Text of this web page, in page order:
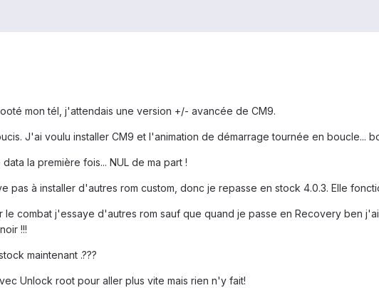
mon tél, j'attendais une version +/- avancée de CM9.
J'ai voulu installer CM9 et l'animation de démarrage tournée en boucle...
la première fois... NUL de ma part !
pas à installer d'autres rom custom, donc je repasse en stock 4.0.3. Elle
combat j'essaye d'autres rom sauf que quand je passe en Recovery ben
!!!
maintenant .???
Unlock root pour aller plus vite mais rien n'y fait!